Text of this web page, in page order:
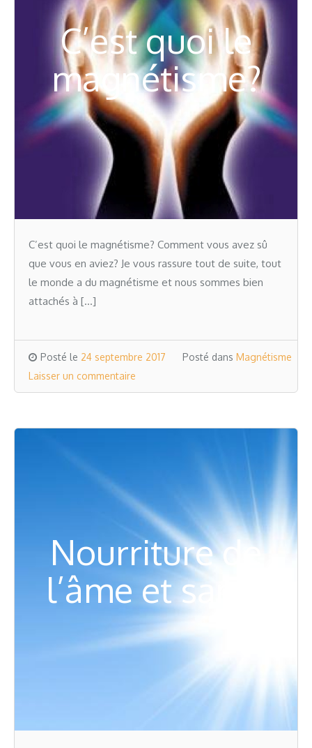
C’est quoi le
magnétisme?
C’est quoi le magnétisme? Comment vous avez sû
que vous en aviez? Je vous rassure tout de suite, tout
le monde a du magnétisme et nous sommes bien
attachés à […]
Posté le 24 septembre 2017 Posté dans Magnétisme
Laisser un commentaire
Nourriture de
l’âme et santé